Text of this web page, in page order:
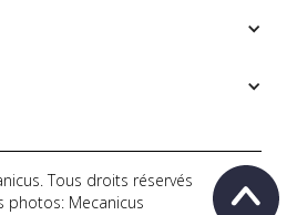
Tous droits réservés
photos: Mecanicus